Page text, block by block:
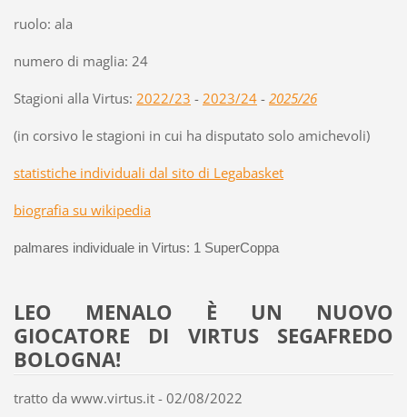
ruolo: ala
numero di maglia: 24
Stagioni alla Virtus: 2022/23 - 2023/24- 2025/26
(in corsivo le stagioni in cui ha disputato solo amichevoli)
statistiche individuali dal sito di Legabasket
biografia su wikipedia
palmares individuale in Virtus: 1 SuperCoppa
LEO MENALO È UN NUOVO
GIOCATORE DI VIRTUS SEGAFREDO
BOLOGNA!
tratto da www.virtus.it - 02/08/2022